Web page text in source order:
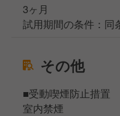
3ヶ月
試用期間の条件：同
その他
■受動喫煙防止措置
室内禁煙